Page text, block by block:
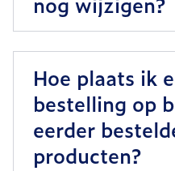
Hoe plaats ik
bestelling op
eerder
producten?